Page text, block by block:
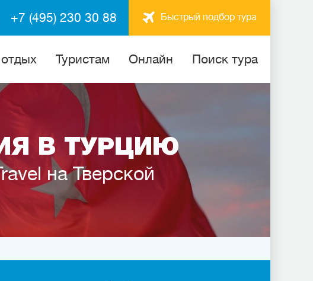
Быстрый подбор тура
+7 (495) 230 30 88
Туристам Онлайн Поиск тура
В ТУРЦИЮ
на Тверской